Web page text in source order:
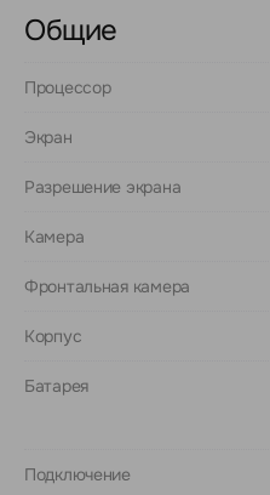
Общие
Процессор
Экран
Разрешение экрана
Камера
Фронтальная камера
Корпус
Батарея
Подключение